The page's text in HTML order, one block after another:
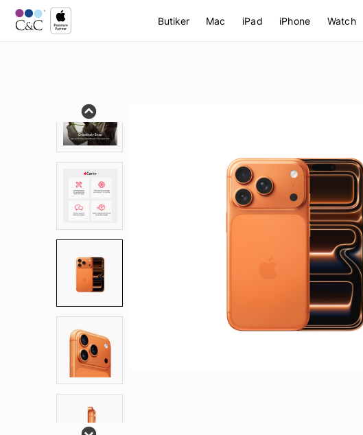
Butiker Mac iPad iPhone Watch